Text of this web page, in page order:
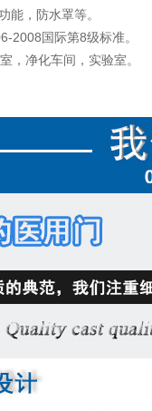
能，防水罩等。
2008国际第8级标准。
，净化车间，实验室。